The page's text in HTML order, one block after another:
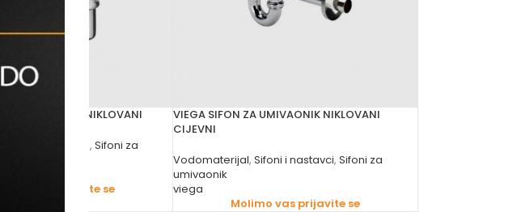
ZA UMIVAONIK NIKLOVANI
, Sifoni za
vas prijavite se
VIEGA SIFON ZA UMIVAONIK NIKLOVANI
CIJEVNI
Vodomaterijal, Sifoni i nastavci, Sifoni za
umivaonik
viega
Molimo vas prijavite se